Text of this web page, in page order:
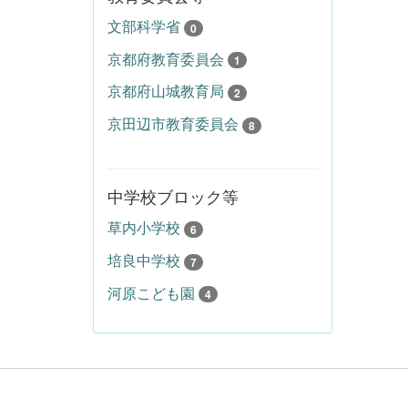
文部科学省 0
京都府教育委員会 1
京都府山城教育局 2
京田辺市教育委員会 8
中学校ブロック等
草内小学校 6
培良中学校 7
河原こども園 4